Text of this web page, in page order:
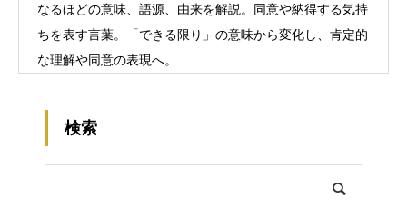
なるほどの意味、語源、由来を解説。同意や納得する気持
ちを表す言葉。「できる限り」の意味から変化し、肯定的
な理解や同意の表現へ。
検索